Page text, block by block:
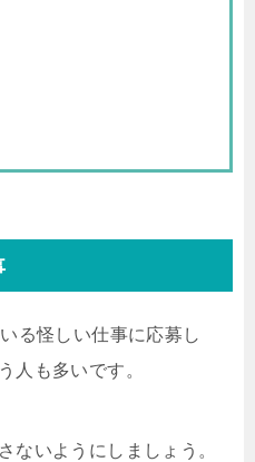
る怪しい仕事に応募し
人も多いです。
ないようにしましょう。